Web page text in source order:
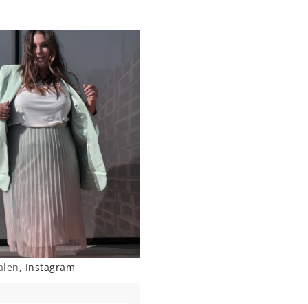
, Instagram